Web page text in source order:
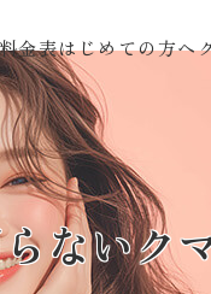
金表はじめての方へ
ないク